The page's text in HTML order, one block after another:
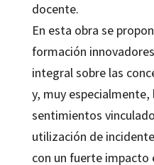
docente.
En esta obra se
formación
integral sobre las
y, muy especialmente,
sentimientos
utilización de
con un fuerte impacto